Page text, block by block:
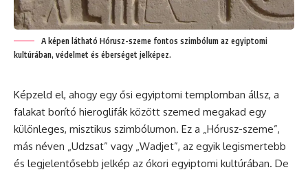
A képen látható Hórusz-szeme fontos szimbólum az egyiptomi
kultúrában, védelmet és éberséget jelképez.
Képzeld el, ahogy egy ősi egyiptomi templomban állsz, a
falakat borító hieroglifák között szemed megakad egy
különleges, misztikus szimbólumon. Ez a „Hórusz-szeme”,
más néven „Udzsat” vagy „Wadjet”, az egyik legismertebb
és legjelentősebb jelkép az ókori egyiptomi kultúrában. De